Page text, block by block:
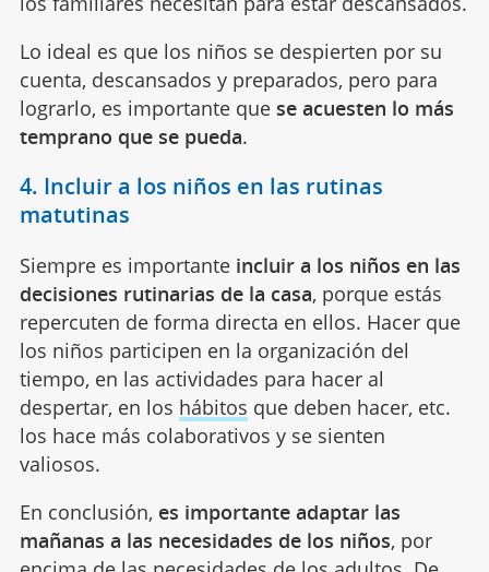
Lo ideal es que los niños se despierten por su
cuenta, descansados y preparados, pero para
lograrlo, es importante que se acuesten lo más
temprano que se pueda.
4. Incluir a los niños en las rutinas
matutinas
Siempre es importante incluir a los niños en las
decisiones rutinarias de la casa, porque estás
repercuten de forma directa en ellos. Hacer que
los niños participen en la organización del
tiempo, en las actividades para hacer al
despertar, en los hábitos que deben hacer, etc.
los hace más colaborativos y se sienten
valiosos.
En conclusión, es importante adaptar las
mañanas a las necesidades de los niños, por